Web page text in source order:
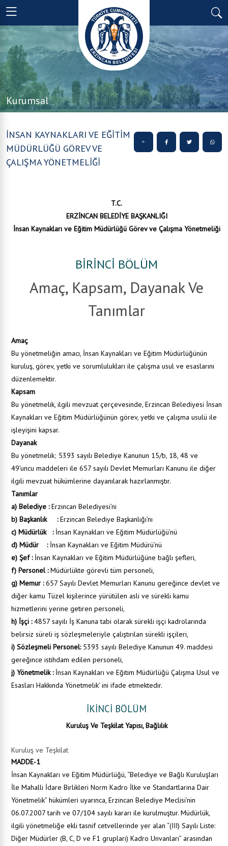
Kurumsal
İNSAN KAYNAKLARI VE EĞİTİM
MÜDÜRLÜĞÜ GÖREV VE
ÇALIŞMA YÖNETMELİĞİ
T.C.
ERZİNCAN BELEDİYE BAŞKANLIĞI
İnsan Kaynakları ve EğitimMüdürlüğü Görev ve Çalışma Yönetmeliği
BİRİNCİ BÖLÜM
Amaç, Kapsam, Dayanak Ve
Tanımlar
Amaç
Bu yönetmeliğin amacı, İnsan Kaynakları ve Eğitim Müdürlüğünün
kuruluş, görev, yetki ve sorumlulukları ile çalışma usul ve esaslarını
düzenlemektir.
Kapsam
Bu yönetmelik, ilgili mevzuat çerçevesinde, Erzincan Belediyesi İnsan
Kaynakları ve Eğitim Müdürlüğünün görev, yetki ve çalışma usulü ile
işleyişini kapsar.
Dayanak
Bu yönetmelik; 5393 sayılı Belediye Kanunun 15/b, 18, 48 ve
49’uncu maddeleri ile 657 sayılı Devlet Memurları Kanunu ile diğer
ilgili mevzuat hükümlerine dayanılarak hazırlanmıştır.
Tanımlar
a) Belediye :Erzincan Belediyesi’ni
b) Başkanlık :Erzincan Belediye Başkanlığı’nı
c) Müdürlük :İnsan Kaynakları ve Eğitim Müdürlüğü’nü
d) Müdür :İnsan Kaynakları ve Eğitim Müdürü’nü
e) Şef :İnsan Kaynakları ve Eğitim Müdürlüğüne bağlı şefleri,
f) Personel :Müdürlükte görevli tüm personeli,
g) Memur :657 Sayılı Devlet Memurları Kanunu gereğince devlet ve
diğer kamu Tüzel kişilerince yürütülen asli ve sürekli kamu
hizmetlerini yerine getiren personeli,
h) İşçi :4857 sayılı İş Kanuna tabi olarak sürekli işçi kadrolarında
belirsiz süreli iş sözleşmeleriyle çalıştırılan sürekli işçileri,
i) Sözleşmeli Personel:5393 sayılı Belediye Kanunun 49. maddesi
gereğince istihdam edilen personeli,
j) Yönetmelik :İnsan Kaynakları ve Eğitim Müdürlüğü Çalışma Usul ve
Esasları Hakkında Yönetmelik’ ini ifade etmektedir.
İKİNCİ BÖLÜM
Kuruluş Ve Teşkilat Yapısı, Bağlılık
Kuruluş ve Teşkilat
MADDE-1
İnsan Kaynakları ve Eğitim Müdürlüğü, “Belediye ve Bağlı Kuruluşları
İle Mahalli İdare Birlikleri Norm Kadro İlke ve Standartlarına Dair
Yönetmelik” hükümleri uyarınca, Erzincan Belediye Meclisi’nin
06.07.2007 tarih ve 07/104 sayılı kararı ile kurulmuştur. Müdürlük,
ilgili yönetmeliğe ekli tasnif cetvellerinde yer alan “(III) Sayılı Liste:
Diğer Müdürler (B, C, D ve F1 grupları) Kadro Unvanları” arasından